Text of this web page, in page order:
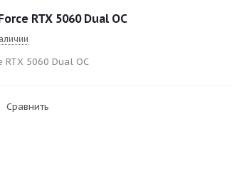
RTX 5060 Dual OC
RTX 5060 Dual OC
Сравнить